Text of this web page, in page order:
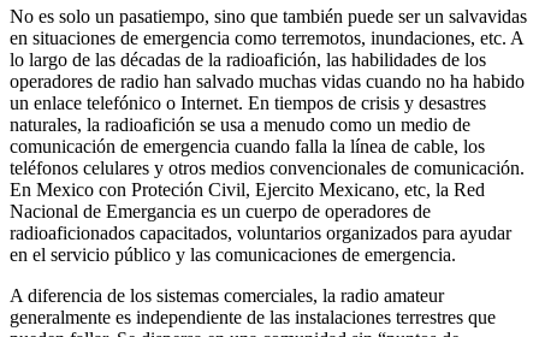
No es solo un pasatiempo, sino que también puede ser un salvavidas
en situaciones de emergencia como terremotos, inundaciones, etc. A
lo largo de las décadas de la radioafición, las habilidades de los
operadores de radio han salvado muchas vidas cuando no ha habido
un enlace telefónico o Internet. En tiempos de crisis y desastres
naturales, la radioafición se usa a menudo como un medio de
comunicación de emergencia cuando falla la línea de cable, los
teléfonos celulares y otros medios convencionales de comunicación.
En Mexico con Proteción Civil, Ejercito Mexicano, etc, la Red
Nacional de Emergancia es un cuerpo de operadores de
radioaficionados capacitados, voluntarios organizados para ayudar
en el servicio público y las comunicaciones de emergencia.
A diferencia de los sistemas comerciales, la radio amateur
generalmente es independiente de las instalaciones terrestres que